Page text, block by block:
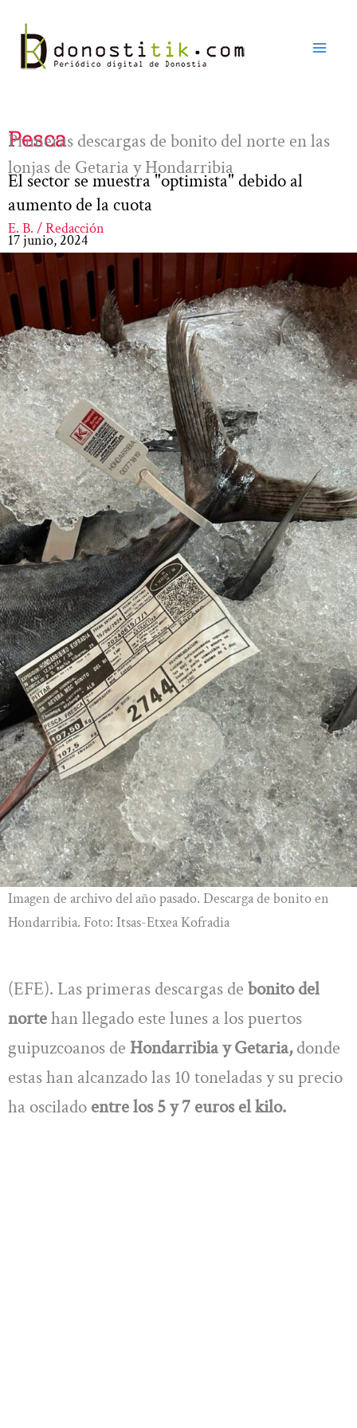
contenido
Pesca
Primeras descargas de bonito del norte en las
lonjas de Getaria y Hondarribia
El sector se muestra "optimista" debido al
aumento de la cuota
E. B. / Redacción
17 junio, 2024
Imagen de archivo del año pasado. Descarga de bonito en
Hondarribia. Foto: Itsas-Etxea Kofradia
(EFE). Las primeras descargas de bonito del
nortehan llegado este lunes a los puertos
guipuzcoanos de Hondarribia y Getaria,donde
estas han alcanzado las 10 toneladas y su precio
ha oscilado entre los 5 y 7 euros el kilo.